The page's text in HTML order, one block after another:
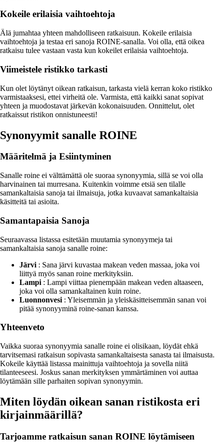
Kokeile erilaisia vaihtoehtoja
Älä jumahtaa yhteen mahdolliseen ratkaisuun. Kokeile erilaisia
vaihtoehtoja ja testaa eri sanoja ROINE-sanalla. Voi olla, että oikea
ratkaisu tulee vastaan vasta kun kokeilet erilaisia vaihtoehtoja.
Viimeistele ristikko tarkasti
Kun olet löytänyt oikean ratkaisun, tarkasta vielä kerran koko ristikko
varmistaaksesi, ettei virheitä ole. Varmista, että kaikki sanat sopivat
yhteen ja muodostavat järkevän kokonaisuuden. Onnittelut, olet
ratkaissut ristikon onnistuneesti!
Synonyymit sanalle ROINE
Määritelmä ja Esiintyminen
Sanalle roine ei välttämättä ole suoraa synonyymia, sillä se voi olla
harvinainen tai murresana. Kuitenkin voimme etsiä sen tilalle
samankaltaisia sanoja tai ilmaisuja, jotka kuvaavat samankaltaisia
käsitteitä tai asioita.
Samantapaisia Sanoja
Seuraavassa listassa esitetään muutamia synonyymeja tai
samankaltaisia sanoja sanalle roine:
Järvi : Sana järvi kuvastaa makean veden massaa, joka voi
liittyä myös sanan roine merkityksiin.
Lampi : Lampi viittaa pienempään makean veden altaaseen,
joka voi olla samankaltainen kuin roine.
Luonnonvesi : Yleisemmän ja yleiskäsitteisemmän sanan voi
pitää synonyyminä roine-sanan kanssa.
Yhteenveto
Vaikka suoraa synonyymia sanalle roine ei olisikaan, löydät ehkä
tarvitsemasi ratkaisun sopivasta samankaltaisesta sanasta tai ilmaisusta.
Kokeile käyttää listassa mainittuja vaihtoehtoja ja sovella niitä
tilanteeseesi. Joskus sanan merkityksen ymmärtäminen voi auttaa
löytämään sille parhaiten sopivan synonyymin.
Miten löydän oikean sanan ristikosta eri
kirjainmäärillä?
Tarjoamme ratkaisun sanan ROINE löytämiseen